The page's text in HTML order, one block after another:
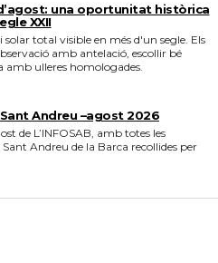
una oportunitat històrica
XXII
total visible en més d'un segle. Els
amb antelació, escollir bé
ulleres homologades.
Andreu –agost 2026
de L’INFOSAB, amb totes les
Andreu de la Barca recollides per